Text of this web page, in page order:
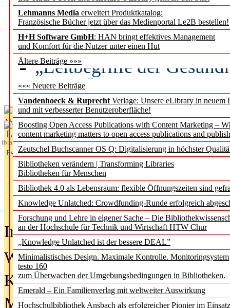
Lehmanns Media erweitert Produktkatalog:
Französische Bücher jetzt über das Medienportal Le2B bestellen!
H+H Software GmbH: HAN bringt effektives Management
und Komfort für die Nutzer unter einen Hut
Ältere Beiträge »»»
««« Neuere Beiträge
Vandenhoeck & Ruprecht Verlage: Unsere eLibrary in neuem
und mit verbesserter Benutzeroberfläche!
Boosting Open Access Publications with Content Marketing –
content marketing matters to open access publications and
Zeutschel Buchscanner OS Q: Digitalisierung in höchster
Bibliotheken verändern | Transforming Libraries
Bibliotheken für Menschen
Bibliothek 4.0 als Lebensraum: flexible Öffnungszeiten sind
Knowledge Unlatched: Crowdfunding-Runde erfolgreich
Forschung und Lehre in eigener Sache – Die
an der Hochschule für Technik und Wirtschaft HTW Chur
„Knowledge Unlatched ist der bessere DEAL”
Minimalistisches Design. Maximale Kontrolle. Monitoringsystem
testo 160
zum Überwachen der Umgebungsbedingungen in Bibliotheken.
Emerald – Ein Familienverlag mit weltweiter Auswirkung
Hochschulbibliothek Ansbach als erfolgreicher Pionier im
Künstliche Intelligenz
besser zu verstehen
„Leitbegriffe der
des BIÖG erscheinen
Aktuelles aus
L
ibrary
Essentials
In der Ausgabe06/2026(August
Was Hochschul­bibliotheken von
Kinder in der digitalen Welt
Metadaten als Infrastruktur